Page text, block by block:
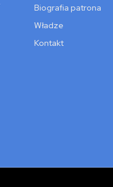
Biografia patrona
Władze
Kontakt